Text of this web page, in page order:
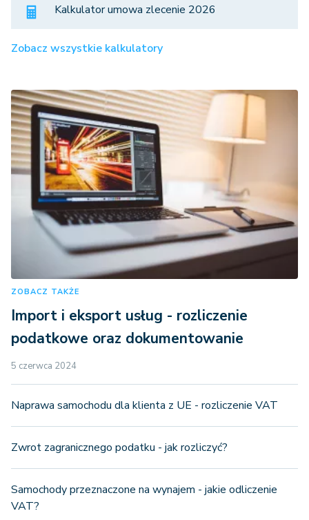
Kalkulator umowa zlecenie 2026
Zobacz wszystkie kalkulatory
ZOBACZ TAKŻE
Import i eksport usług - rozliczenie
podatkowe oraz dokumentowanie
5 czerwca 2024
Naprawa samochodu dla klienta z UE - rozliczenie VAT
Zwrot zagranicznego podatku - jak rozliczyć?
Samochody przeznaczone na wynajem - jakie odliczenie
VAT?